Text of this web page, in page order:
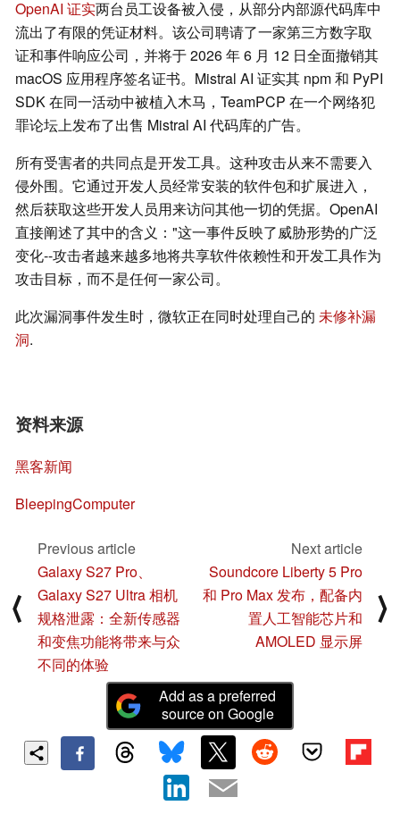
OpenAI 证实两台员工设备被入侵，从部分内部源代码库中
流出了有限的凭证材料。该公司聘请了一家第三方数字取
证和事件响应公司，并将于 2026 年 6 月 12 日全面撤销其
macOS 应用程序签名证书。Mistral AI 证实其 npm 和 PyPI
SDK 在同一活动中被植入木马，TeamPCP 在一个网络犯
罪论坛上发布了出售 Mistral AI 代码库的广告。
所有受害者的共同点是开发工具。这种攻击从来不需要入
侵外围。它通过开发人员经常安装的软件包和扩展进入，
然后获取这些开发人员用来访问其他一切的凭据。OpenAI
直接阐述了其中的含义："这一事件反映了威胁形势的广泛
变化--攻击者越来越多地将共享软件依赖性和开发工具作为
攻击目标，而不是任何一家公司。
此次漏洞事件发生时，微软正在同时处理自己的 未修补漏
洞.
资料来源
黑客新闻
BleepingComputer
⟨
Previous article
Galaxy S27 Pro、
Galaxy S27 Ultra 相机
规格泄露：全新传感器
和变焦功能将带来与众
不同的体验
Next article
Soundcore Liberty 5 Pro
和 Pro Max 发布，配备内
置人工智能芯片和
AMOLED 显示屏
⟩
Add as a preferred
source on Google